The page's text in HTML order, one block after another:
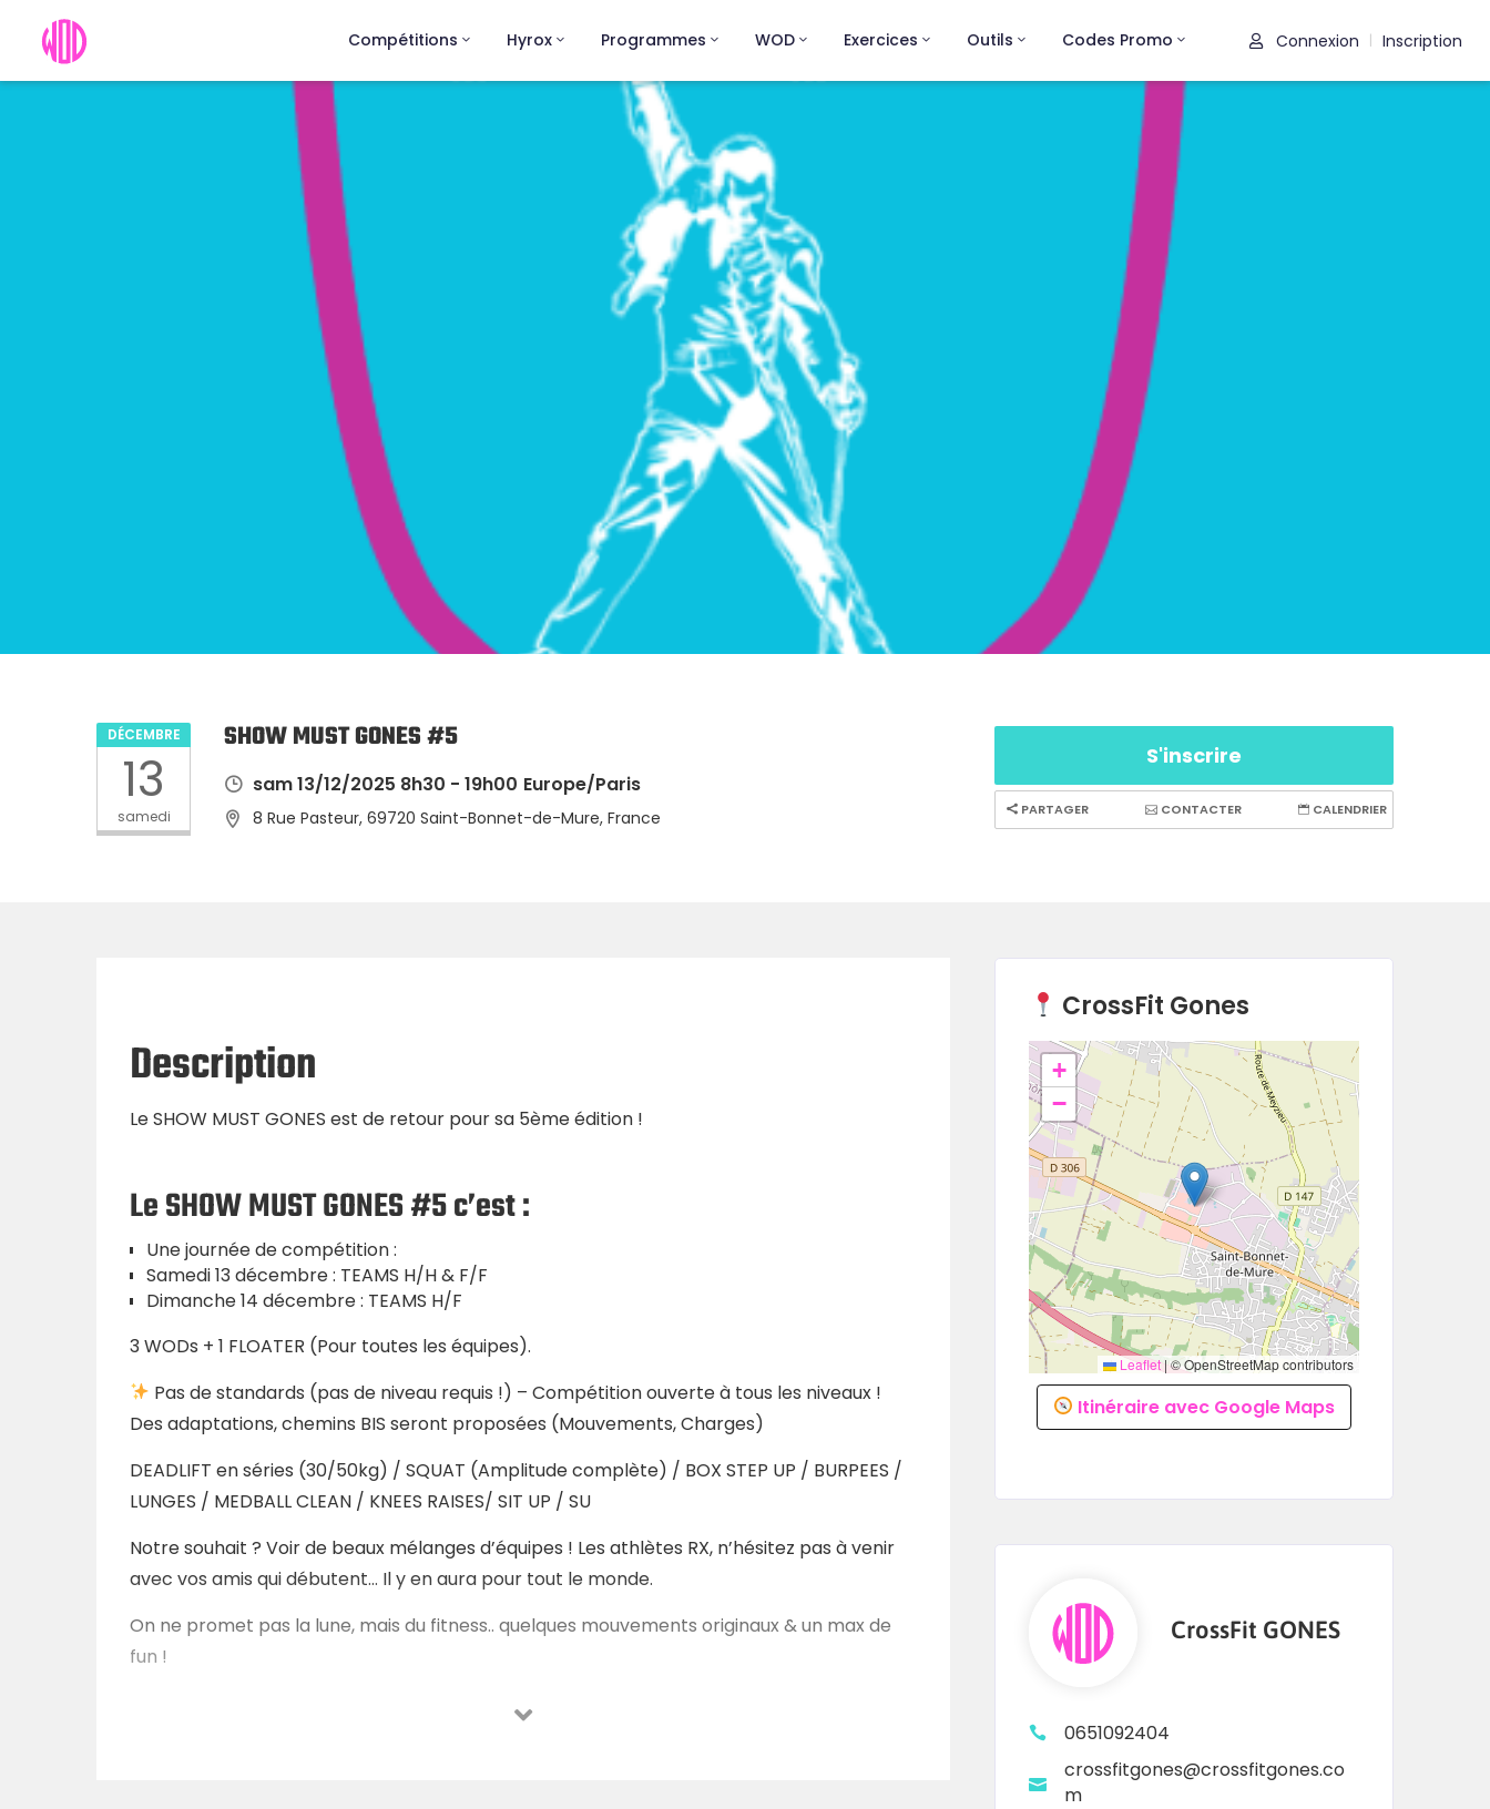
Compétitions Hyrox Programmes WOD Exercices Outils Codes Promo Connexion Inscription
DÉCEMBRE
13
samedi
SHOW MUST GONES #5
sam 13/12/2025 8h30 - 19h00 Europe/Paris
8 Rue Pasteur, 69720 Saint-Bonnet-de-Mure, France
S'inscrire
PARTAGER CONTACTER CALENDRIER
Description
Le SHOW MUST GONES est de retour pour sa 5ème édition !
Le SHOW MUST GONES #5 c’est :
Une journée de compétition :
Samedi 13 décembre : TEAMS H/H & F/F
Dimanche 14 décembre : TEAMS H/F
3 WODs + 1 FLOATER (Pour toutes les équipes).
Pas de standards (pas de niveau requis !) – Compétition ouverte à tous les niveaux !
Des adaptations, chemins BIS seront proposées (Mouvements, Charges)
DEADLIFT en séries (30/50kg) / SQUAT (Amplitude complète) / BOX STEP UP / BURPEES /
LUNGES / MEDBALL CLEAN / KNEES RAISES/ SIT UP / SU
Notre souhait ? Voir de beaux mélanges d’équipes ! Les athlètes RX, n’hésitez pas à venir
avec vos amis qui débutent… Il y en aura pour tout le monde.
On ne promet pas la lune, mais du fitness.. quelques mouvements originaux & un max de
fun !
CrossFit Gones
+
−
Leaflet|© OpenStreetMap contributors
Itinéraire avec Google Maps
CrossFit GONES
0651092404
crossfitgones@crossfitgones.co
m